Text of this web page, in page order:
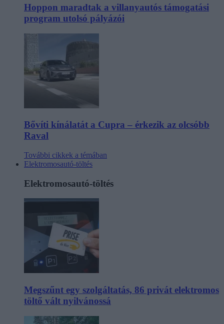
Hoppon maradtak a villanyautós támogatási
program utolsó pályázói
Bővíti kínálatát a Cupra – érkezik az olcsóbb
Raval
További cikkek a témában
Elektromosautó-töltés
Elektromosautó-töltés
Megszűnt egy szolgáltatás, 86 privát elektromos
töltő vált nyilvánossá